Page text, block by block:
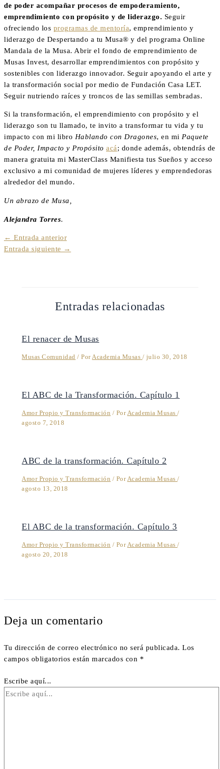
de poder acompañar procesos de empoderamiento,
emprendimiento con propósito y de liderazgo. Seguir
ofreciendo los programas de mentoría, emprendimiento y
liderazgo de Despertando a tu Musa® y del programa Online
Mandala de la Musa. Abrir el fondo de emprendimiento de
Musas Invest, desarrollar emprendimientos con propósito y
sostenibles con liderazgo innovador. Seguir apoyando el arte y
la transformación social por medio de Fundación Casa LET.
Seguir nutriendo raíces y troncos de las semillas sembradas.
Si la transformación, el emprendimiento con propósito y el
liderazgo son tu llamado, te invito a transformar tu vida y tu
impacto con mi libro Hablando con Dragones, en mi Paquete
de Poder, Impacto y Propósito acá; donde además, obtendrás de
manera gratuita mi MasterClass Manifiesta tus Sueños y acceso
exclusivo a mi comunidad de mujeres líderes y emprendedoras
alrededor del mundo.
Un abrazo de Musa,
Alejandra Torres.
← Entrada anterior
Entrada siguiente →
Entradas relacionadas
El renacer de Musas
Musas Comunidad / PorAcademia Musas / julio 30, 2018
El ABC de la Transformación. Capítulo 1
Amor Propio y Transformación / PorAcademia Musas/
agosto 7, 2018
ABC de la transformación. Capítulo 2
Amor Propio y Transformación / PorAcademia Musas/
agosto 13, 2018
El ABC de la transformación. Capítulo 3
Amor Propio y Transformación / PorAcademia Musas/
agosto 20, 2018
Deja un comentario
Tu dirección de correo electrónico no será publicada. Los
campos obligatorios están marcados con *
Escribe aquí...